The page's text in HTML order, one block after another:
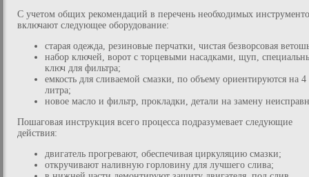
С учетом общих рекомендаций в перечень необходимых
включают следующее оборудование:
старая одежда, резиновые перчатки, чистая безворсовая
набор ключей, ворот с торцевыми насадками, щуп,
ключ для фильтра;
емкость для сливаемой смазки, по объему ориентируются на 4
литра;
новое масло и фильтр, прокладки, детали на замену
Пошаговая инструкция всего процесса подразумевает следующие
действия:
двигатель прогревают, обеспечивая циркуляцию смазки;
откручивают наливную горловину для лучшего слива;